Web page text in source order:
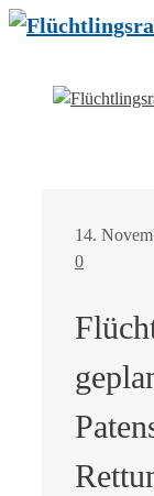
Zum
14.
0